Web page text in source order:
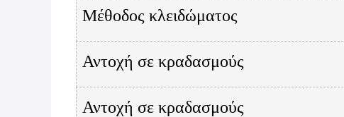
Μέθοδος κλειδώματος
Αντοχή σε κραδασμούς
Αντοχή σε κραδασμούς